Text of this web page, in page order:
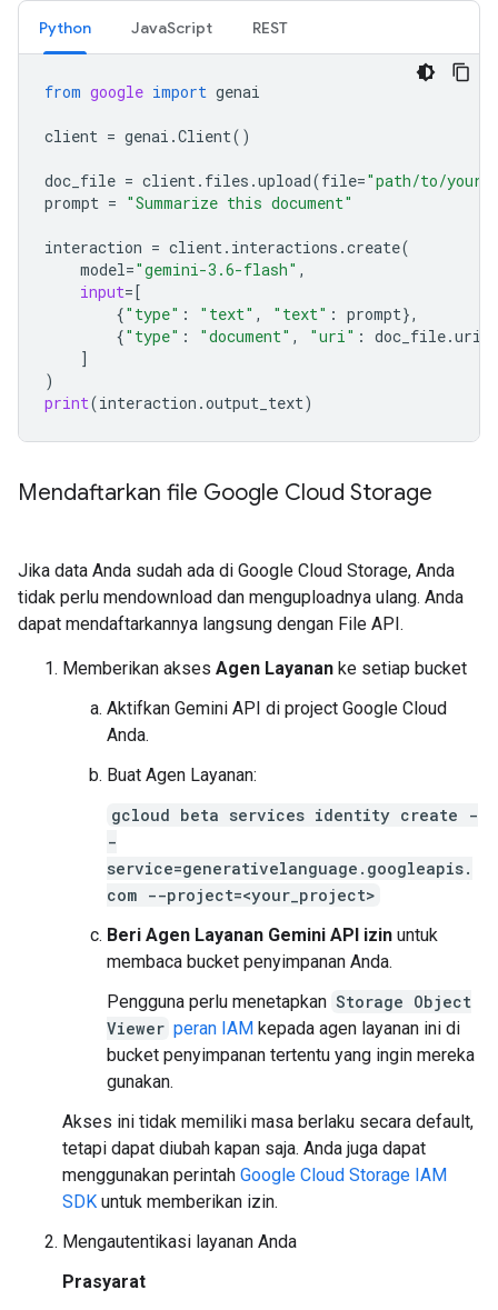
Python JavaScript REST
from google import genai
client = genai .Client()
doc_file = client. files .upload(file="path/to/your/
prompt = "Summarize this document"
interaction = client. interactions .create(
model="gemini-3.6-flash" ,
input=[
{"type" : "text" , "text" : prompt},
{"type" : "document" , "uri" : doc_file.uri
]
)
print(interaction .output_text)
Mendaftarkan file Google Cloud Storage
Jika data Anda sudah ada di Google Cloud Storage, Anda
tidak perlu mendownload dan menguploadnya ulang. Anda
dapat mendaftarkannya langsung dengan File API.
Memberikan akses Agen Layanan ke setiap bucket
Aktifkan Gemini API di project Google Cloud
Anda.
Buat Agen Layanan:
gcloud beta services identity create -
-
service=generativelanguage.googleapis.
com --project=<your_project>
Beri Agen Layanan Gemini API izin untuk
membaca bucket penyimpanan Anda.
Pengguna perlu menetapkan Storage Object
Viewer peran IAM kepada agen layanan ini di
bucket penyimpanan tertentu yang ingin mereka
gunakan.
Akses ini tidak memiliki masa berlaku secara default,
tetapi dapat diubah kapan saja. Anda juga dapat
menggunakan perintah Google Cloud Storage IAM
SDK untuk memberikan izin.
Mengautentikasi layanan Anda
Prasyarat